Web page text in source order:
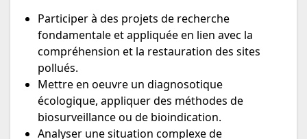
Participer à des projets de recherche
fondamentale et appliquée en lien avec la
compréhension et la restauration des sites
pollués.
Mettre en oeuvre un diagnosotique
écologique, appliquer des méthodes de
biosurveillance ou de bioindication.
Analyser une situation complexe de